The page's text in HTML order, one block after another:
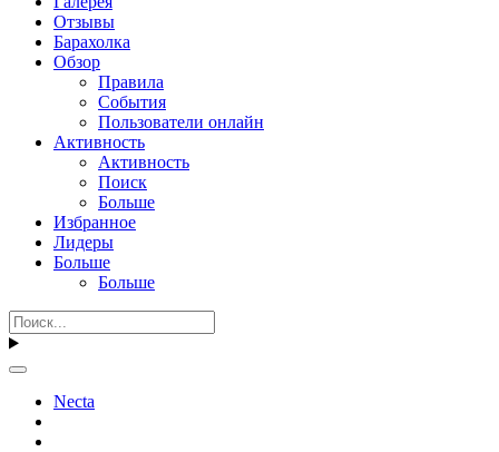
Отзывы
Барахолка
Обзор
Правила
События
Пользователи онлайн
Активность
Активность
Поиск
Больше
Избранное
Лидеры
Больше
Больше
Necta